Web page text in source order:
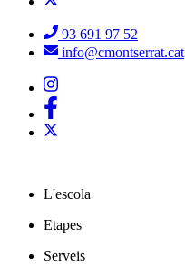
93 691 97 52
info@cmontserrat.cat
L'escola
Etapes
Serveis